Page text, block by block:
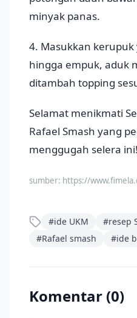
minyak panas.
4. Masukkan
hingga empuk, aduk
ditambah topping
Selamat menikmati
Rafael Smash yang
menggugah selera ini!
sumber: https://
#ide UKM #resep
#Rafael smash #ide
Komentar (0)